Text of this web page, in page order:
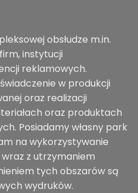
obsłudze m.in.
instytucji
reklamowych.
w produkcji
oraz realizacji
oraz produktach
Posiadamy własny park
na wykorzystywanie
z utrzymaniem
tych obszarów są
wydruków.